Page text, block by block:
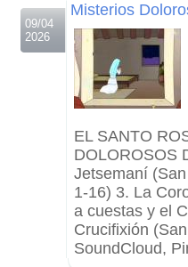
09/04
2026
Misterios
EL SANTO
DOLOROSOS
Jetsemaní
1-16) 3. La
a cuestas y el
Crucifixión
SoundCloud,